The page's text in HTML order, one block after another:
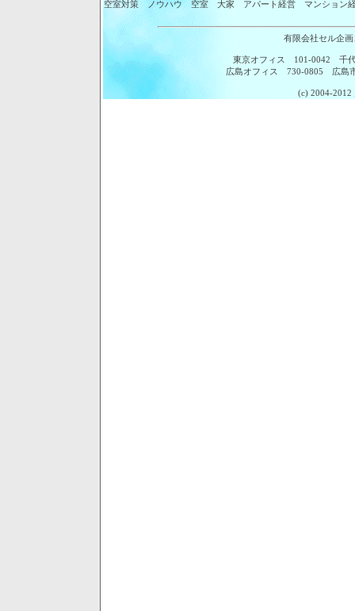
空室対策 ノウハウ 空室 大家 アパート経営 マンショ
有限会社セル企
東京オフィス 101-0042 千代
広島オフィス 730-0805 広
(c) 2004-2012